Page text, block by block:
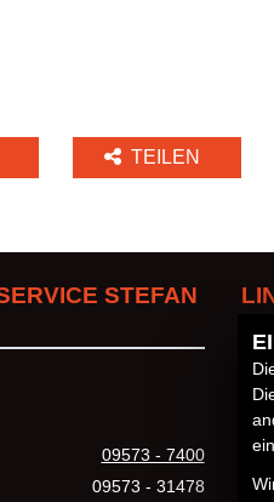
TEILEN
STEFAN
09573 - 7400
09573 - 31478